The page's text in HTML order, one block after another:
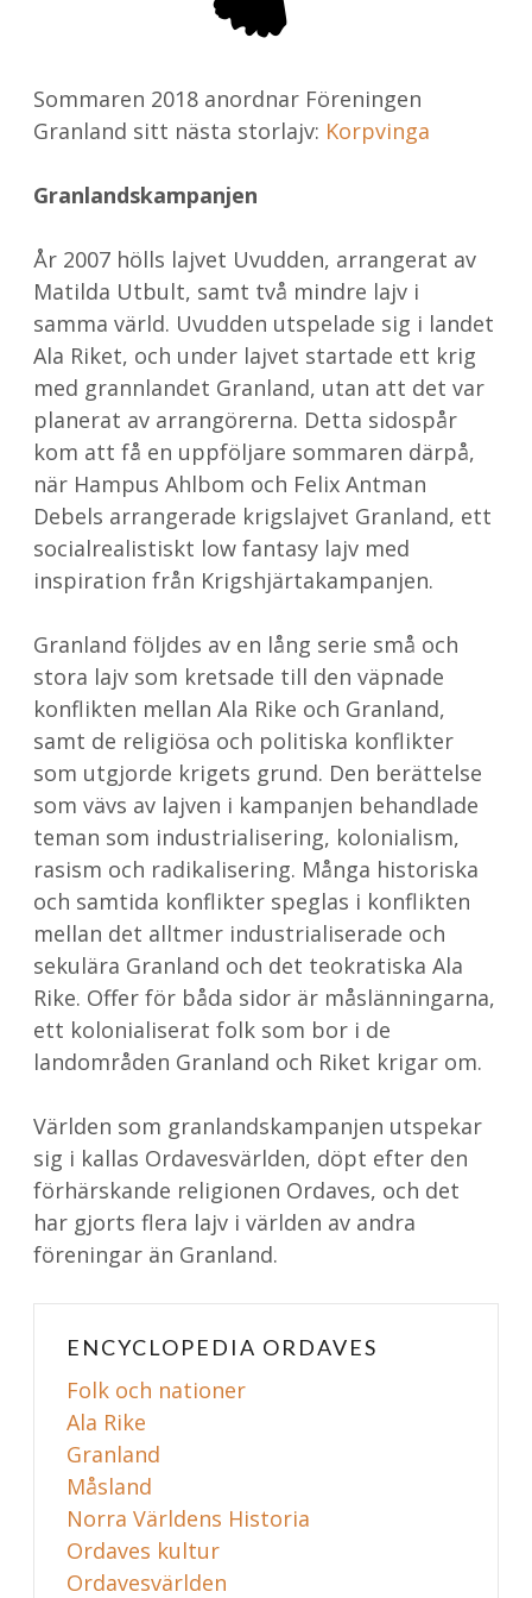
Sommaren 2018 anordnar Föreningen
Granland sitt nästa storlajv: Korpvinga
Granlandskampanjen
År 2007 hölls lajvet Uvudden, arrangerat av
Matilda Utbult, samt två mindre lajv i
samma värld. Uvudden utspelade sig i landet
Ala Riket, och under lajvet startade ett krig
med grannlandet Granland, utan att det var
planerat av arrangörerna. Detta sidospår
kom att få en uppföljare sommaren därpå,
när Hampus Ahlbom och Felix Antman
Debels arrangerade krigslajvet Granland, ett
socialrealistiskt low fantasy lajv med
inspiration från Krigshjärtakampanjen.
Granland följdes av en lång serie små och
stora lajv som kretsade till den väpnade
konflikten mellan Ala Rike och Granland,
samt de religiösa och politiska konflikter
som utgjorde krigets grund. Den berättelse
som vävs av lajven i kampanjen behandlade
teman som industrialisering, kolonialism,
rasism och radikalisering. Många historiska
och samtida konflikter speglas i konflikten
mellan det alltmer industrialiserade och
sekulära Granland och det teokratiska Ala
Rike. Offer för båda sidor är måslänningarna,
ett kolonialiserat folk som bor i de
landområden Granland och Riket krigar om.
Världen som granlandskampanjen utspekar
sig i kallas Ordavesvärlden, döpt efter den
förhärskande religionen Ordaves, och det
har gjorts flera lajv i världen av andra
föreningar än Granland.
ENCYCLOPEDIA ORDAVES
Folk och nationer
Ala Rike
Granland
Måsland
Norra Världens Historia
Ordaves kultur
Ordavesvärlden